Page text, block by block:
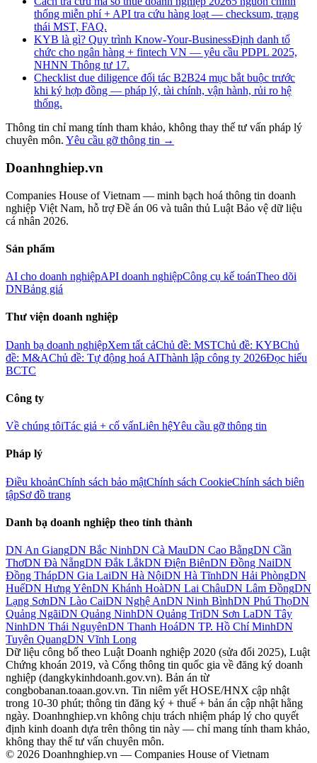
thống miễn phí + API tra cứu hàng loạt — checksum, trạng
thái MST, FAQ.
KYB là gì? Quy trình Know-Your-BusinessĐịnh danh tổ
chức cho ngân hàng + fintech VN — yêu cầu PDPL 2025,
NHNN Thông tư 17.
Checklist due diligence đối tác B2B24 mục bắt buộc trước
khi ký hợp đồng — pháp lý, tài chính, vận hành, rủi ro hệ
thống.
Thông tin chỉ mang tính tham khảo, không thay thế tư vấn pháp lý
chuyên môn. Yêu cầu gỡ thông tin →
Doanhnghiep.vn
Companies House of Vietnam — minh bạch hoá thông tin doanh
nghiệp Việt Nam, hỗ trợ Đề án 06 và tuân thủ Luật Bảo vệ dữ liệu
cá nhân 2026.
Sản phẩm
AI cho doanh nghiệpAPI doanh nghiệpCông cụ kế toánTheo dõi
DNBảng giá
Thư viện doanh nghiệp
Danh bạ doanh nghiệpXem tất cảChủ đề: MSTChủ đề: KYBChủ
đề: M&AChủ đề: Tự động hoá AIThành lập công ty 2026Đọc hiểu
BCTC
Công ty
Về chúng tôiTác giả + cố vấnLiên hệYêu cầu gỡ thông tin
Pháp lý
Điều khoảnChính sách bảo mậtChính sách CookieChính sách biên
tậpSơ đồ trang
Danh bạ doanh nghiệp theo tỉnh thành
DN An GiangDN Bắc NinhDN Cà MauDN Cao BằngDN Cần
ThơDN Đà NẵngDN Đắk LắkDN Điện BiênDN Đồng NaiDN
Đồng ThápDN Gia LaiDN Hà NộiDN Hà TĩnhDN Hải PhòngDN
HuếDN Hưng YênDN Khánh HoàDN Lai ChâuDN Lâm ĐồngDN
Lạng SơnDN Lào CaiDN Nghệ AnDN Ninh BìnhDN Phú ThọDN
Quảng NgãiDN Quảng NinhDN Quảng TrịDN Sơn LaDN Tây
NinhDN Thái NguyênDN Thanh HoáDN TP. Hồ Chí MinhDN
Tuyên QuangDN Vĩnh Long
Dữ liệu công bố theo Luật Doanh nghiệp 2020 (sửa đổi 2025), Luật
Chứng khoán 2019, và Cổng thông tin quốc gia về đăng ký doanh
nghiệp (dangkykinhdoanh.gov.vn). Bản án từ
congbobanan.toaan.gov.vn. Tin niêm yết HOSE/HNX cập nhật
trong 10-30 phút; thông tin đăng ký + thuế + bản án cập nhật hằng
ngày. Doanhnghiep.vn không chịu trách nhiệm pháp lý cho quyết
định kinh doanh dựa trên thông tin này — chỉ mang tính tham khảo,
không thay thế tư vấn chuyên môn.
© 2026 Doanhnghiep.vn — Companies House of Vietnam